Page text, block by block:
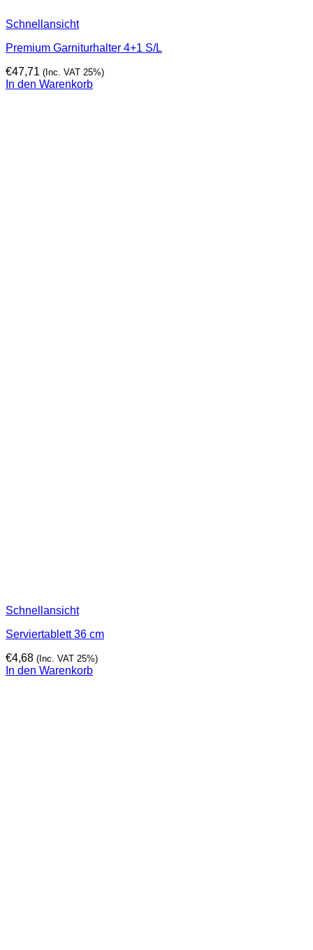
Schnellansicht
Premium Garniturhalter 4+1 S/L
€47,71 (Inc. VAT 25%)
In den Warenkorb
Schnellansicht
Serviertablett 36 cm
€4,68 (Inc. VAT 25%)
In den Warenkorb